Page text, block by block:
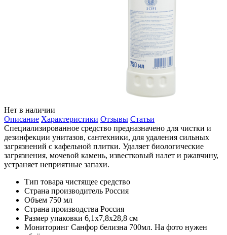
Нет в наличии
Описание Характеристики Отзывы Статьи
Специализированное средство предназначено для чистки и
дезинфекции унитазов, сантехники, для удаления сильных
загрязнений с кафельной плитки. Удаляет биологические
загрязнения, мочевой камень, известковый налет и ржавчину,
устраняет неприятные запахи.
Тип товара чистящее средство
Страна производитель Россия
Объем 750 мл
Страна производства Россия
Размер упаковки 6,1x7,8x28,8 см
Мониторинг Санфор белизна 700мл. На фото нужен